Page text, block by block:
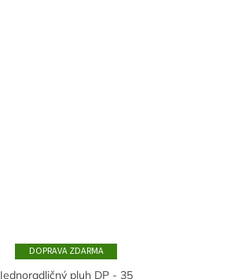
ZDARMA
Jednoradličný pluh DP - 35